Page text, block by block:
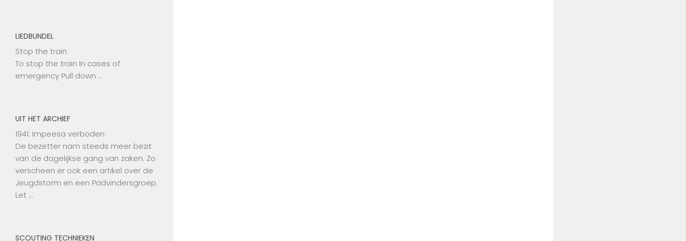
LIEDBUNDEL
Stop the train
To stop the train In cases of
emergency Pull down …
UIT HET ARCHIEF
1941: Impeesa verboden
De bezetter nam steeds meer bezit
van de dagelijkse gang van zaken. Zo
verscheen er ook een artikel over de
Jeugdstorm en een Padvindersgroep.
Let …
SCOUTING TECHNIEKEN